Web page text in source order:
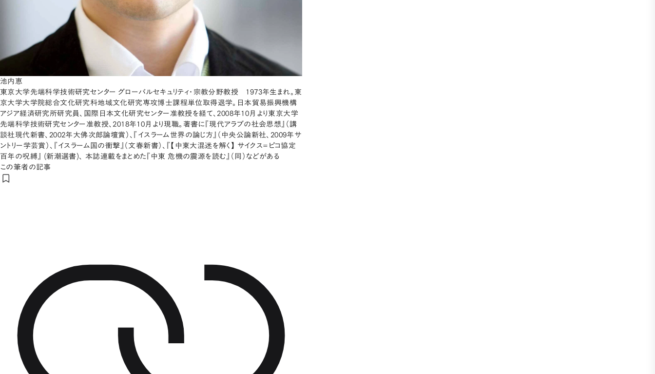
池内恵
東京大学先端科学技術研究センター グローバルセキュリティ・宗教分野教授 1973年生まれ。東
京大学大学院総合文化研究科地域文化研究専攻博士課程単位取得退学。日本貿易振興機構
アジア経済研究所研究員、国際日本文化研究センター准教授を経て、2008年10月より東京大学
先端科学技術研究センター准教授、2018年10月より現職。著書に『現代アラブの社会思想』（講
談社現代新書、2002年大佛次郎論壇賞）、『イスラーム世界の論じ方』（中央公論新社、2009年サ
ントリー学芸賞）、『イスラーム国の衝撃』（文春新書）、『【中東大混迷を解く】 サイクス=ピコ協定
百年の呪縛』 (新潮選書)、 本誌連載をまとめた『中東 危機の震源を読む』（同）などがある
この筆者の記事